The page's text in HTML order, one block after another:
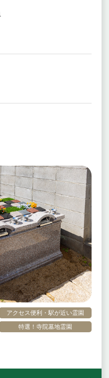
アクセス便利・駅が近い霊園
特選！寺院墓地霊園